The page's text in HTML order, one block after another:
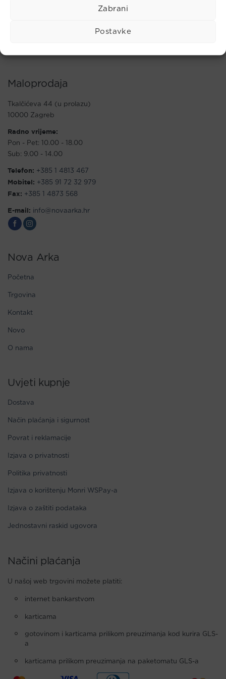
Zabrani
Postavke
zdravstveno stanje organizma i liječenje potrebno je
Maloprodaja
Tkalčićeva 44 (u prolazu)
10000 Zagreb
Radno vrijeme:
Pon - Pet: 10.00 - 18.00
Sub: 9.00 - 14.00
Telefon: +385 1 4813 467
Mobitel: +385 91 72 32 979
Fax: +385 1 4873 568
E-mail: info@novaarka.hr
Nova Arka
Početna
Trgovina
Kontakt
Novo
O nama
Uvjeti kupnje
Dostava
Način plaćanja i sigurnost
Povrat i reklamacije
Izjava o privatnosti
Politika privatnosti
Izjava o korištenju Monri WSPay-a
Izjava o zaštiti podataka
Jednostavni raskid ugovora
Načini plaćanja
U našoj web trgovini možete platiti:
internet bankarstvom
karticama
gotovinom i karticama prilikom preuzimanja kod kurira GLS-
a
karticama prilikom preuzimanja na paketomatu GLS-a